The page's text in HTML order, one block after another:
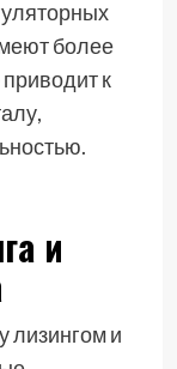
более
к
и
лизингом и